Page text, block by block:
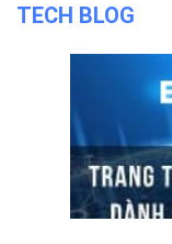
TECH BLOG